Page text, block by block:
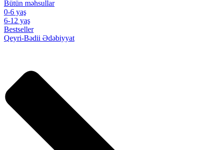
Bütün məhsullar
0-6 yaş
6-12 yaş
Bestseller
Qeyri-Bədii Ədəbiyyat